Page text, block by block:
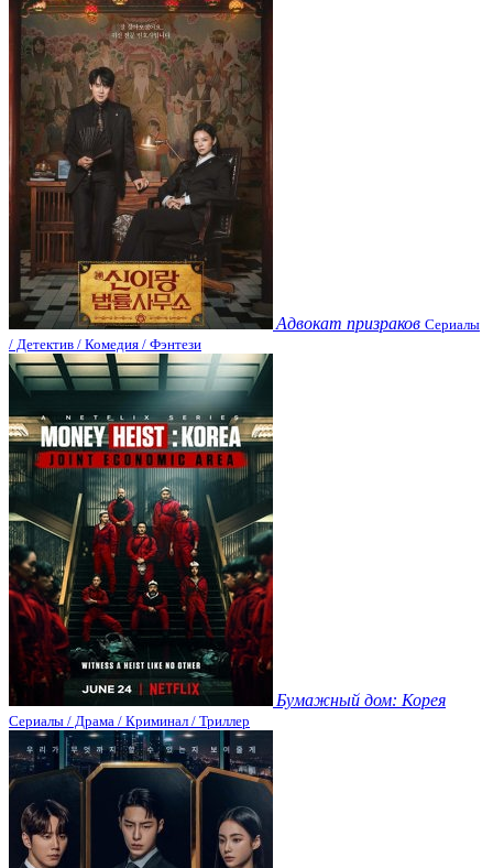
Адвокат призраков Сериалы
/ Детектив / Комедия / Фэнтези
Бумажный дом: Корея
Сериалы / Драма / Криминал / Триллер